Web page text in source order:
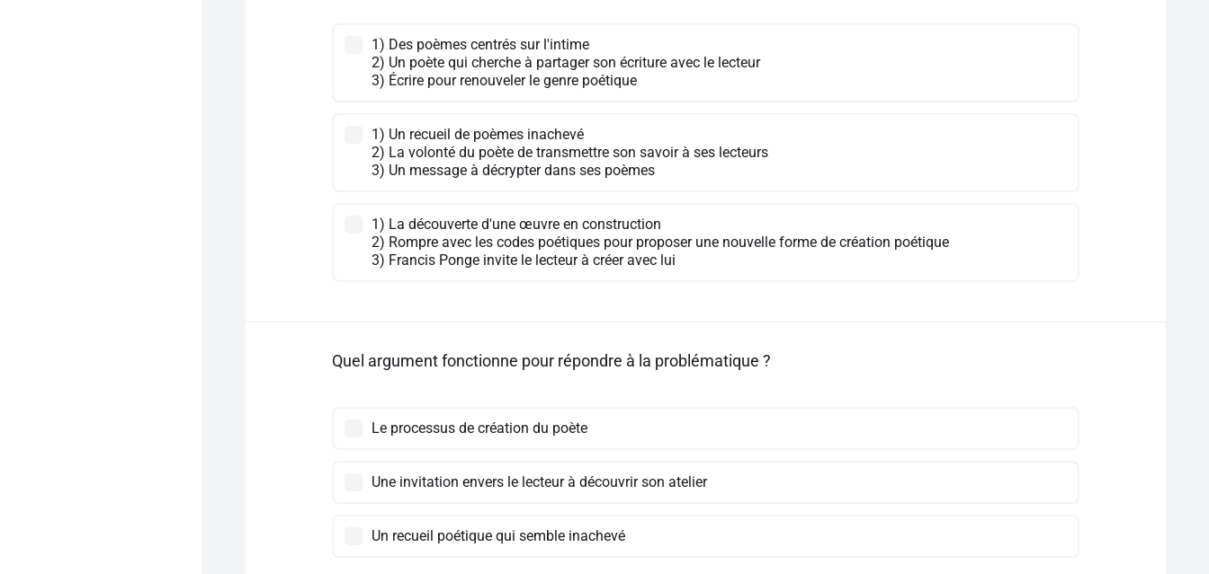
1) Des poèmes centrés sur l'intime
2) Un poète qui cherche à partager son écriture avec le lecteur
3) Écrire pour renouveler le genre poétique
1) Un recueil de poèmes inachevé
2) La volonté du poète de transmettre son savoir à ses lecteurs
3) Un message à décrypter dans ses poèmes
1) La découverte d'une œuvre en construction
2) Rompre avec les codes poétiques pour proposer une nouvelle forme de création poétique
3) Francis Ponge invite le lecteur à créer avec lui
Quel argument fonctionne pour répondre à la problématique ?
Le processus de création du poète
Une invitation envers le lecteur à découvrir son atelier
Un recueil poétique qui semble inachevé